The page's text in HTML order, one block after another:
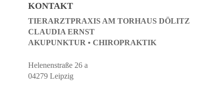
KONTAKT
TIERARZTPRAXIS AM TORHAUS DÖLITZ
CLAUDIA ERNST
AKUPUNKTUR • CHIROPRAKTIK
Helenenstraße 26 a
04279 Leipzig